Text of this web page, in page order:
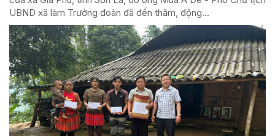
UBND xã làm Trưởng đoàn đã đến thăm, động...